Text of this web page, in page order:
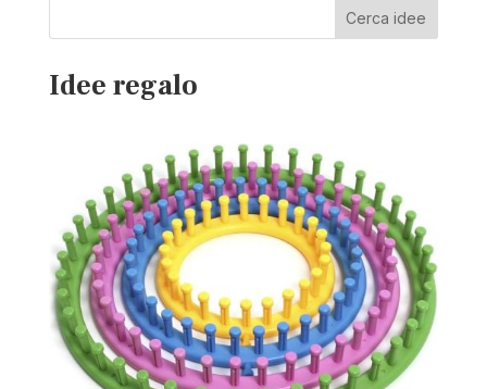
Cerca idee
Idee regalo